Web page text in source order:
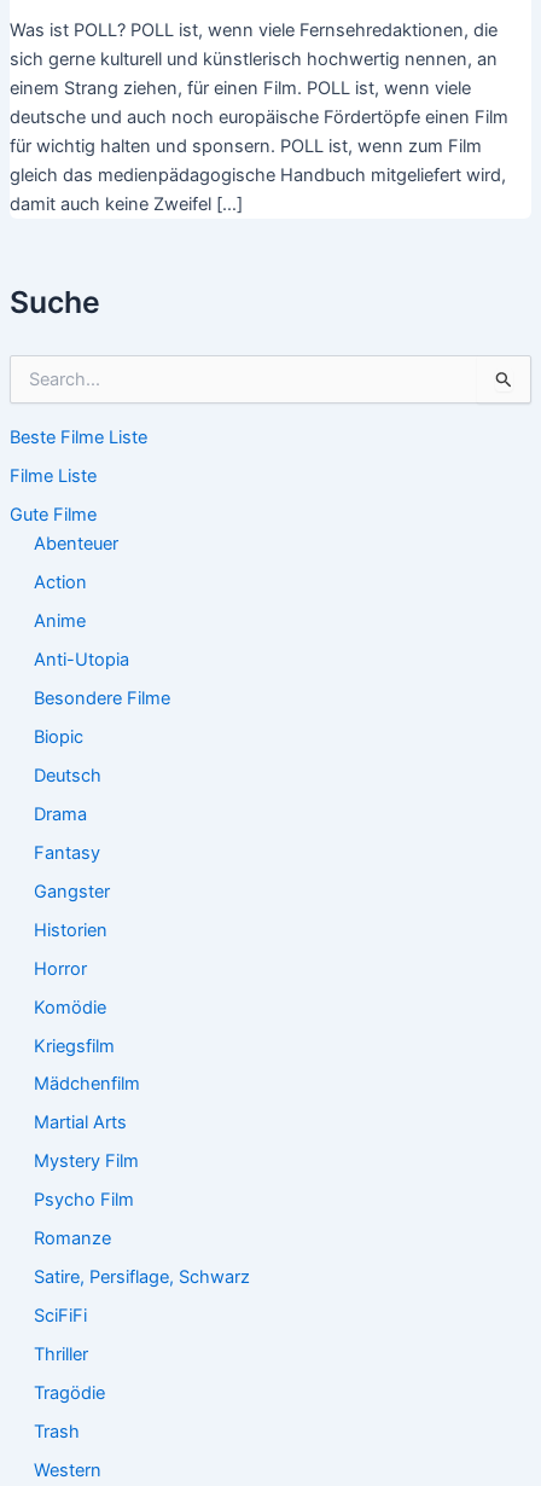
Suche
h
n
n
Beste Filme Liste
Filme Liste
Gute Filme
Abenteuer
Action
Anime
Anti-Utopia
Besondere Filme
Biopic
Deutsch
Drama
Fantasy
Gangster
Historien
Horror
Komödie
Kriegsfilm
Mädchenfilm
Martial Arts
Mystery Film
Psycho Film
Romanze
Satire, Persiflage, Schwarz
SciFiFi
Thriller
Tragödie
Trash
Western
Was ist POLL? POLL ist, wenn viele Fernsehredaktionen, die
sich gerne kulturell und künstlerisch hochwertig nennen, an
einem Strang ziehen, für einen Film. POLL ist, wenn viele
deutsche und auch noch europäische Fördertöpfe einen Film
für wichtig halten und sponsern. POLL ist, wenn zum Film
gleich das medienpädagogische Handbuch mitgeliefert wird,
damit auch keine Zweifel […]